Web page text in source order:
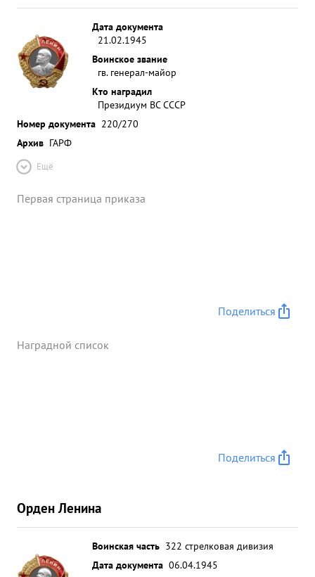
Дата документа
21.02.1945
Воинское звание
гв. генерал-майор
Кто наградил
Президиум ВС СССР
Номер документа 220/270
Архив ГАРФ
Ещё
Первая страница приказа
Поделиться
Наградной список
Поделиться
Орден Ленина
Воинская часть 322 стрелковая дивизия
Дата документа 06.04.1945